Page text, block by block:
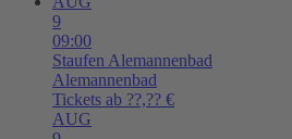
9
09:00
Staufen Alemannenbad
Alemannenbad
Tickets ab ??,?? €
AUG